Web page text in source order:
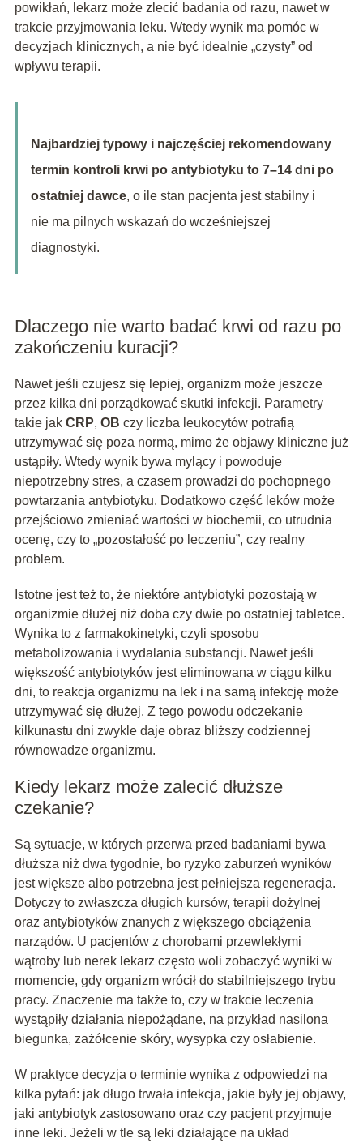
powikłań, lekarz może zlecić badania od razu, nawet w
trakcie przyjmowania leku. Wtedy wynik ma pomóc w
decyzjach klinicznych, a nie być idealnie „czysty” od
wpływu terapii.
Najbardziej typowy i najczęściej rekomendowany
termin kontroli krwi po antybiotyku to 7–14 dni po
ostatniej dawce, o ile stan pacjenta jest stabilny i
nie ma pilnych wskazań do wcześniejszej
diagnostyki.
Dlaczego nie warto badać krwi od razu po
zakończeniu kuracji?
Nawet jeśli czujesz się lepiej, organizm może jeszcze
przez kilka dni porządkować skutki infekcji. Parametry
takie jak CRP, OB czy liczba leukocytów potrafią
utrzymywać się poza normą, mimo że objawy kliniczne już
ustąpiły. Wtedy wynik bywa mylący i powoduje
niepotrzebny stres, a czasem prowadzi do pochopnego
powtarzania antybiotyku. Dodatkowo część leków może
przejściowo zmieniać wartości w biochemii, co utrudnia
ocenę, czy to „pozostałość po leczeniu”, czy realny
problem.
Istotne jest też to, że niektóre antybiotyki pozostają w
organizmie dłużej niż doba czy dwie po ostatniej tabletce.
Wynika to z farmakokinetyki, czyli sposobu
metabolizowania i wydalania substancji. Nawet jeśli
większość antybiotyków jest eliminowana w ciągu kilku
dni, to reakcja organizmu na lek i na samą infekcję może
utrzymywać się dłużej. Z tego powodu odczekanie
kilkunastu dni zwykle daje obraz bliższy codziennej
równowadze organizmu.
Kiedy lekarz może zalecić dłuższe
czekanie?
Są sytuacje, w których przerwa przed badaniami bywa
dłuższa niż dwa tygodnie, bo ryzyko zaburzeń wyników
jest większe albo potrzebna jest pełniejsza regeneracja.
Dotyczy to zwłaszcza długich kursów, terapii dożylnej
oraz antybiotyków znanych z większego obciążenia
narządów. U pacjentów z chorobami przewlekłymi
wątroby lub nerek lekarz często woli zobaczyć wyniki w
momencie, gdy organizm wrócił do stabilniejszego trybu
pracy. Znaczenie ma także to, czy w trakcie leczenia
wystąpiły działania niepożądane, na przykład nasilona
biegunka, zażółcenie skóry, wysypka czy osłabienie.
W praktyce decyzja o terminie wynika z odpowiedzi na
kilka pytań: jak długo trwała infekcja, jakie były jej objawy,
jaki antybiotyk zastosowano oraz czy pacjent przyjmuje
inne leki. Jeżeli w tle są leki działające na układ